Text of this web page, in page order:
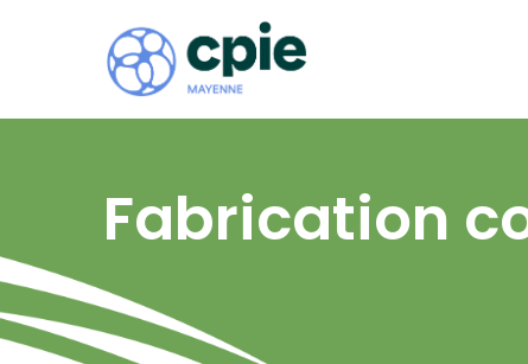
Fabrication